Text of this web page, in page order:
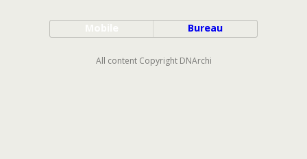
Bureau
All content Copyright DNArchi